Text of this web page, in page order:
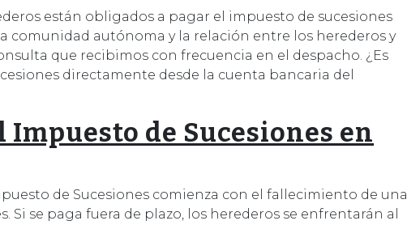
están obligados a pagar el impuesto de sucesiones
comunidad autónoma y la relación entre los herederos y
que recibimos con frecuencia en el despacho. ¿Es
directamente desde la cuenta bancaria del
Impuesto de Sucesiones en
de Sucesiones comienza con el fallecimiento de una
Si se paga fuera de plazo, los herederos se enfrentarán al